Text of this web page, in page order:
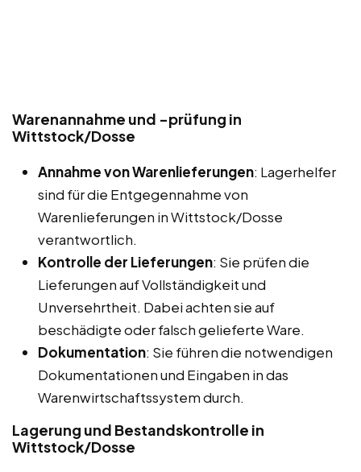
Warenannahme und -prüfung in
Wittstock/Dosse
Annahme von Warenlieferungen: Lagerhelfer
sind für die Entgegennahme von
Warenlieferungen in Wittstock/Dosse
verantwortlich.
Kontrolle der Lieferungen: Sie prüfen die
Lieferungen auf Vollständigkeit und
Unversehrtheit. Dabei achten sie auf
beschädigte oder falsch gelieferte Ware.
Dokumentation: Sie führen die notwendigen
Dokumentationen und Eingaben in das
Warenwirtschaftssystem durch.
Lagerung und Bestandskontrolle in
Wittstock/Dosse